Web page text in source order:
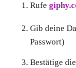
Rufe
Gib deine
Passwort)
Bestätige